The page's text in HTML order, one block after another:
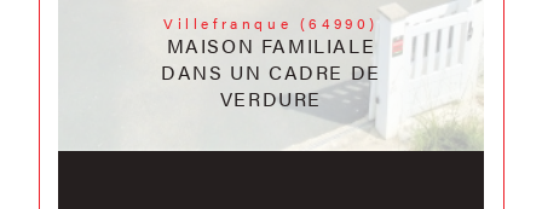
Villefranque (64990)
MAISON FAMILIALE
DANS UN CADRE DE
VERDURE